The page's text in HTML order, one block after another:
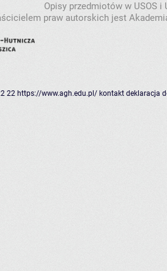
Opisy przedmiotów w USOS
praw autorskich jest
22 https://www.agh.edu.pl/ kontakt deklaracja